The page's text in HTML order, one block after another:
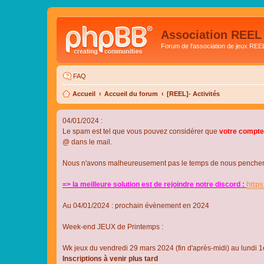
Association REEL
Forum de l'association de jeux REEL
FAQ
Accueil Accueil du forum [REEL]- Activités
04/01/2024 :
Le spam est tel que vous pouvez considérer que votre
@ dans le mail.
Nous n'avons malheureusement pas le temps de nous
=> la meilleure solution est de rejoindre notre discord :
Au 04/01/2024 : prochain évènement en 2024
Week-end JEUX de Printemps :
Wk jeux du vendredi 29 mars 2024 (fin d'après-midi) au lundi
Inscriptions à venir plus tard